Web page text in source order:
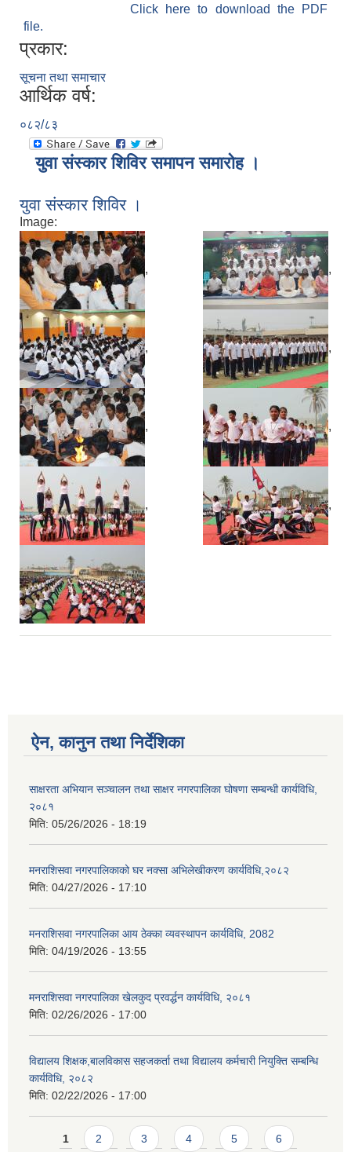
Click here to download the PDF
file.
प्रकार:
सूचना तथा समाचार
आर्थिक वर्ष:
०८२/८३
युवा संस्कार शिविर समापन समारोह ।
युवा संस्कार शिविर ।
Image:
, ,
, ,
, ,
, ,
ऐन, कानुन तथा निर्देशिका
साक्षरता अभियान सञ्चालन तथा साक्षर नगरपालिका घोषणा सम्बन्धी कार्यविधि,
२०८१
मिति: 05/26/2026 - 18:19
मनराशिसवा नगरपालिकाको घर नक्सा अभिलेखीकरण कार्यविधि,२०८२
मिति: 04/27/2026 - 17:10
मनराशिसवा नगरपालिका आय ठेक्का व्यवस्थापन कार्यविधि, 2082
मिति: 04/19/2026 - 13:55
मनराशिसवा नगरपालिका खेलकुद प्रवर्द्धन कार्यविधि, २०८१
मिति: 02/26/2026 - 17:00
विद्यालय शिक्षक,बालविकास सहजकर्ता तथा विद्यालय कर्मचारी नियुक्ति सम्बन्धि
कार्यविधि, २०८२
मिति: 02/22/2026 - 17:00
Pages
1 2 3 4 5 6